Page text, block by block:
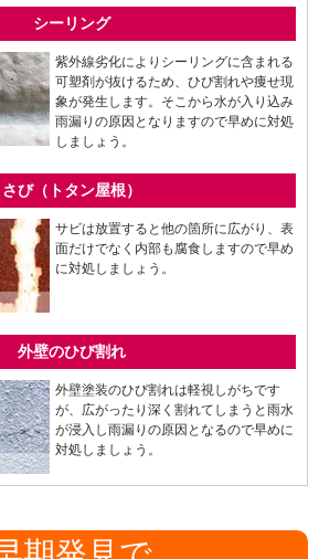
シーリング
紫外線劣化によりシーリングに含まれる
可塑剤が抜けるため、ひび割れや痩せ現
象が発生します。そこから水が入り込み
雨漏りの原因となりますので早めに対処
しましょう。
さび（トタン屋根）
サビは放置すると他の箇所に広がり、表
面だけでなく内部も腐食しますので早め
に対処しましょう。
外壁のひび割れ
外壁塗装のひび割れは軽視しがちです
が、広がったり深く割れてしまうと雨水
が浸入し雨漏りの原因となるので早めに
対処しましょう。